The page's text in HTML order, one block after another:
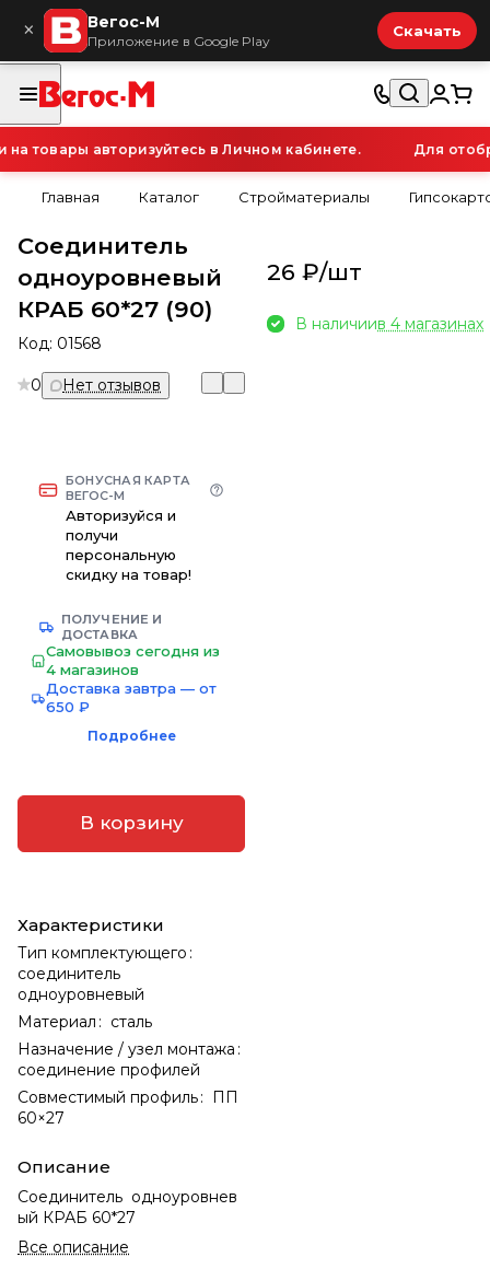
× Вегос-М
Приложение в Google Play
Скачать
товары авторизуйтесь в Личном кабинете. Для
Главная Каталог Стройматериалы
Соединитель
одноуровневый
КРАБ 60*27 (90)
Код: 01568
0 Нет отзывов
БОНУСНАЯ КАРТА
ВЕГОС-М
Авторизуйся и
получи
персональную
скидку на товар!
ПОЛУЧЕНИЕ И
ДОСТАВКА
Самовывоз сегодня из
4 магазинов
Доставка завтра — от
650 ₽
Подробнее
В корзину
Характеристики
Тип комплектующего :
соединитель
одноуровневый
Материал : сталь
Назначение / узел монтажа :
соединение профилей
Совместимый профиль: ПП
60×27
Описание
Соединитель одноуровнев
ый КРАБ 60*27
Все описание
26 ₽/шт
В наличиив 4 магазинах